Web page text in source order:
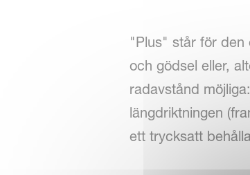
"Plus" står för den
och gödsel eller,
radavstånd
längdriktningen
ett trycksatt